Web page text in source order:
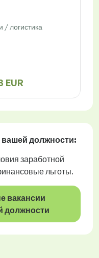
/ логистика
EUR
должности:
заработной
льготы.
вакансии
должности